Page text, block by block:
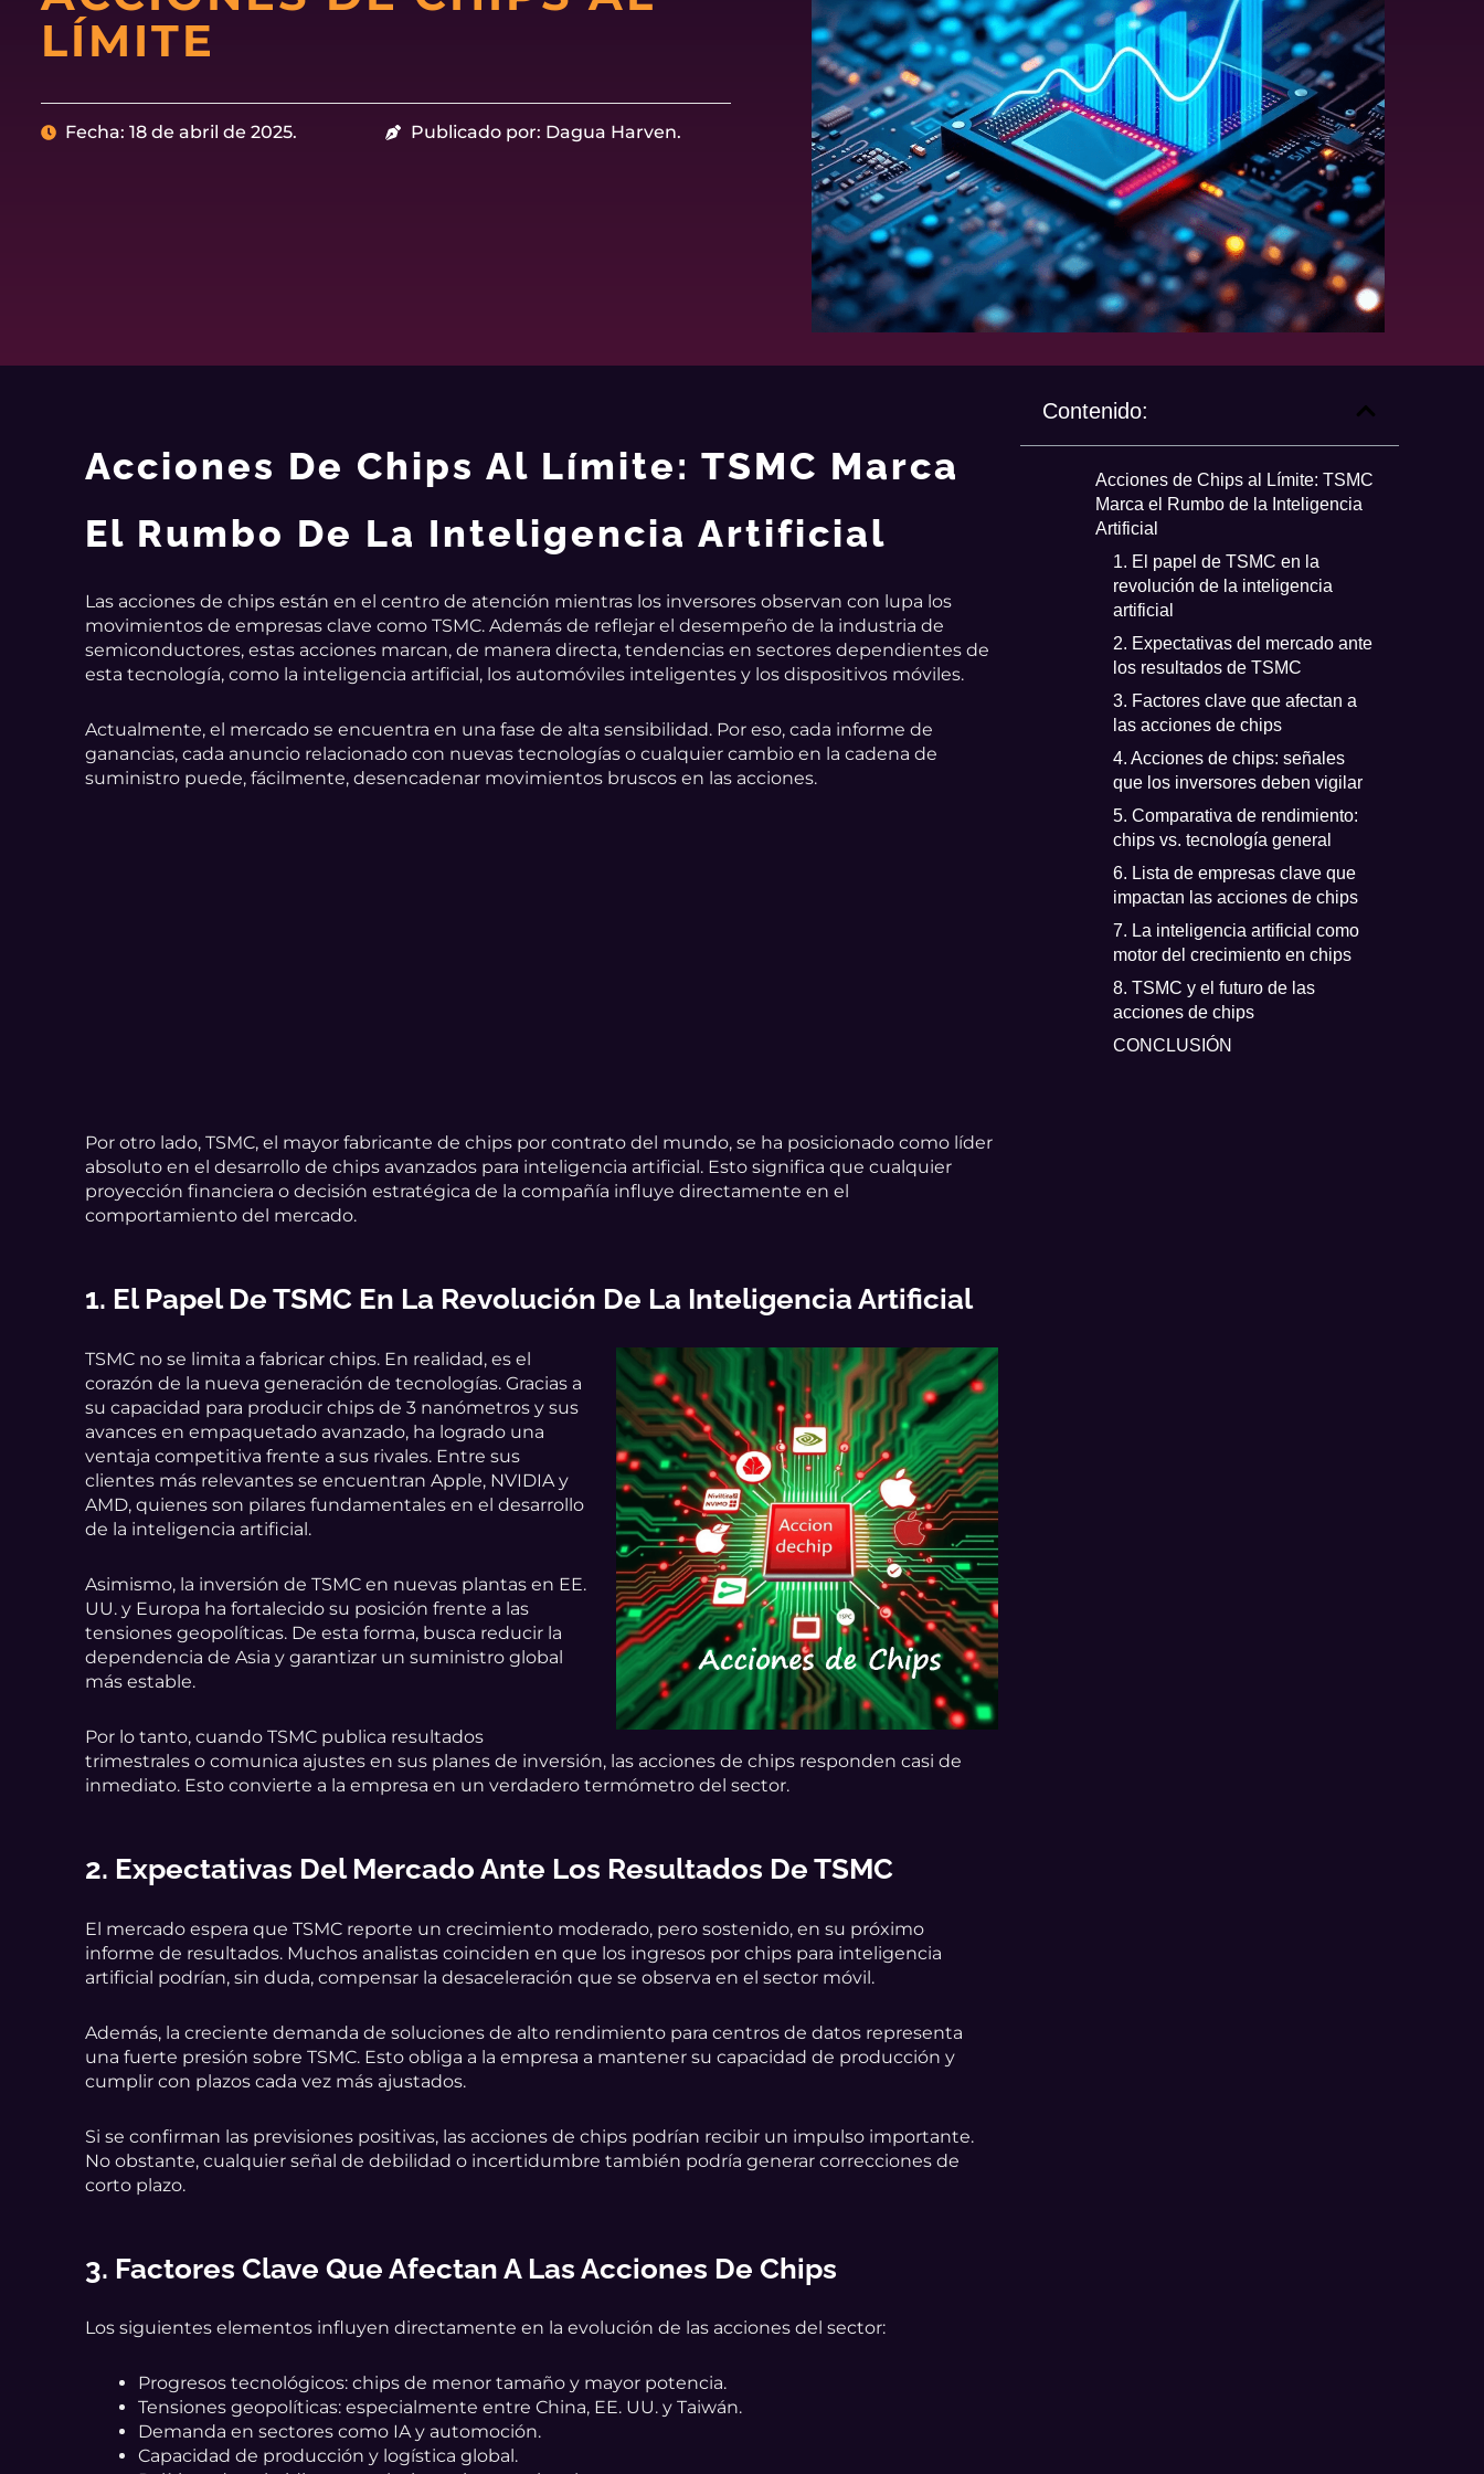
LÍMITE
Fecha: 18 de abril de 2025. Publicado por: Dagua Harven.
Acciones De Chips Al Límite: TSMC Marca
El Rumbo De La Inteligencia Artificial
Las acciones de chips están en el centro de atención mientras los inversores observan con lupa los
movimientos de empresas clave como TSMC. Además de reflejar el desempeño de la industria de
semiconductores, estas acciones marcan, de manera directa, tendencias en sectores dependientes de
esta tecnología, como la inteligencia artificial, los automóviles inteligentes y los dispositivos móviles.
Actualmente, el mercado se encuentra en una fase de alta sensibilidad. Por eso, cada informe de
ganancias, cada anuncio relacionado con nuevas tecnologías o cualquier cambio en la cadena de
suministro puede, fácilmente, desencadenar movimientos bruscos en las acciones.
Por otro lado, TSMC, el mayor fabricante de chips por contrato del mundo, se ha posicionado como líder
absoluto en el desarrollo de chips avanzados para inteligencia artificial. Esto significa que cualquier
proyección financiera o decisión estratégica de la compañía influye directamente en el
comportamiento del mercado.
1. El Papel De TSMC En La Revolución De La Inteligencia Artificial
TSMC no se limita a fabricar chips. En realidad, es el
corazón de la nueva generación de tecnologías. Gracias a
su capacidad para producir chips de 3 nanómetros y sus
avances en empaquetado avanzado, ha logrado una
ventaja competitiva frente a sus rivales. Entre sus
clientes más relevantes se encuentran Apple, NVIDIA y
AMD, quienes son pilares fundamentales en el desarrollo
de la inteligencia artificial.
Asimismo, la inversión de TSMC en nuevas plantas en EE.
UU. y Europa ha fortalecido su posición frente a las
tensiones geopolíticas. De esta forma, busca reducir la
dependencia de Asia y garantizar un suministro global
más estable.
Por lo tanto, cuando TSMC publica resultados
trimestrales o comunica ajustes en sus planes de inversión, las acciones de chips responden casi de
inmediato. Esto convierte a la empresa en un verdadero termómetro del sector.
2. Expectativas Del Mercado Ante Los Resultados De TSMC
El mercado espera que TSMC reporte un crecimiento moderado, pero sostenido, en su próximo
informe de resultados. Muchos analistas coinciden en que los ingresos por chips para inteligencia
artificial podrían, sin duda, compensar la desaceleración que se observa en el sector móvil.
Además, la creciente demanda de soluciones de alto rendimiento para centros de datos representa
una fuerte presión sobre TSMC. Esto obliga a la empresa a mantener su capacidad de producción y
cumplir con plazos cada vez más ajustados.
Si se confirman las previsiones positivas, las acciones de chips podrían recibir un impulso importante.
No obstante, cualquier señal de debilidad o incertidumbre también podría generar correcciones de
corto plazo.
3. Factores Clave Que Afectan A Las Acciones De Chips
Los siguientes elementos influyen directamente en la evolución de las acciones del sector:
Progresos tecnológicos: chips de menor tamaño y mayor potencia.
Tensiones geopolíticas: especialmente entre China, EE. UU. y Taiwán.
Demanda en sectores como IA y automoción.
Capacidad de producción y logística global.
Contenido:
Acciones de Chips al Límite: TSMC
Marca el Rumbo de la Inteligencia
Artificial
1. El papel de TSMC en la
revolución de la inteligencia
artificial
2. Expectativas del mercado ante
los resultados de TSMC
3. Factores clave que afectan a
las acciones de chips
4. Acciones de chips: señales
que los inversores deben vigilar
5. Comparativa de rendimiento:
chips vs. tecnología general
6. Lista de empresas clave que
impactan las acciones de chips
7. La inteligencia artificial como
motor del crecimiento en chips
8. TSMC y el futuro de las
acciones de chips
CONCLUSIÓN